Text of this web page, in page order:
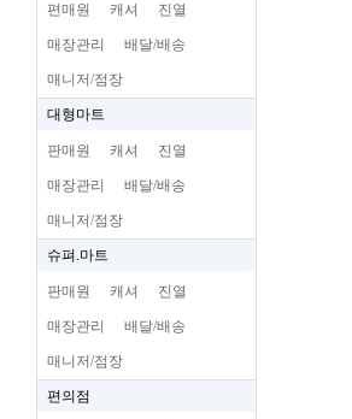
편매원 캐셔 진열
매장관리 배달/배송
매니저/점장
대형마트
판매원 캐셔 진열
매장관리 배달/배송
매니저/점장
슈펴.마트
판매원 캐셔 진열
매장관리 배달/배송
매니저/점장
편의점